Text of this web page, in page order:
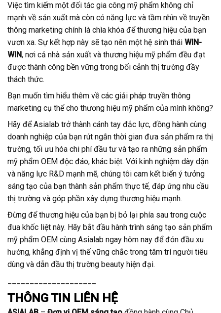
Việc tìm kiếm một đối tác gia công mỹ phẩm không chỉ
mạnh về sản xuất mà còn có năng lực và tầm nhìn về truyền
thông marketing chính là chìa khóa để thương hiệu của bạn
vươn xa. Sự kết hợp này sẽ tạo nên một hệ sinh thái WIN-
WIN, nơi cả nhà sản xuất và thương hiệu mỹ phẩm đều đạt
được thành công bền vững trong bối cảnh thị trường đầy
thách thức.
Bạn muốn tìm hiểu thêm về các giải pháp truyền thông
marketing cụ thể cho thương hiệu mỹ phẩm của mình không?
Hãy để Asialab trở thành cánh tay đắc lực, đồng hành cùng
doanh nghiệp của bạn rút ngắn thời gian đưa sản phẩm ra thị
trường, tối ưu hóa chi phí đầu tư và tạo ra những sản phẩm
mỹ phẩm OEM độc đáo, khác biệt. Với kinh nghiệm dày dặn
và năng lực R&D mạnh mẽ, chúng tôi cam kết biến ý tưởng
sáng tạo của bạn thành sản phẩm thực tế, đáp ứng nhu cầu
thị trường và góp phần xây dựng thương hiệu mạnh.
Đừng để thương hiệu của bạn bị bỏ lại phía sau trong cuộc
đua khốc liệt này. Hãy bắt đầu hành trình sáng tạo sản phẩm
mỹ phẩm OEM cùng Asialab ngay hôm nay để đón đầu xu
hướng, khẳng định vị thế vững chắc trong tâm trí người tiêu
dùng và dẫn đầu thị trường beauty hiện đại.
THÔNG TIN LIÊN HỆ